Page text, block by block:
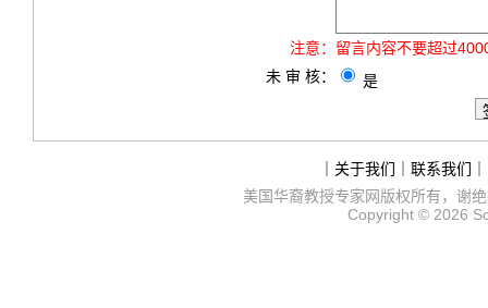
注意： 留言内容不要超过
未 审 核：
是
关于我们 联系我们
美国华裔教授专家网版权所有，谢
Copyright © 2026